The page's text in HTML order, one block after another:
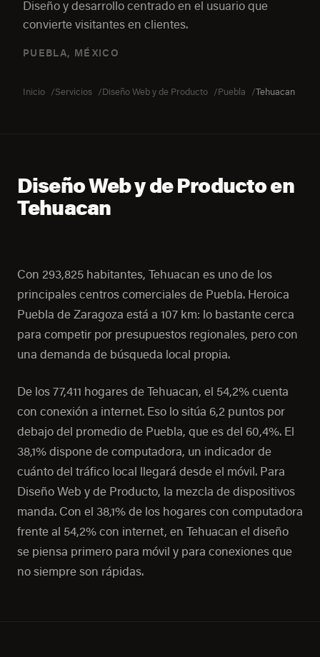
Diseño y desarrollo centrado en el usuario que
convierte visitantes en clientes.
PUEBLA, MÉXICO
Inicio Servicios Diseño Web y de Producto Puebla Tehuacan
Diseño Web y de Producto en
Tehuacan
Con 293,825 habitantes, Tehuacan es uno de los
principales centros comerciales de Puebla. Heroica
Puebla de Zaragoza está a 107 km: lo bastante cerca
para competir por presupuestos regionales, pero con
una demanda de búsqueda local propia.
De los 77,411 hogares de Tehuacan, el 54,2% cuenta
con conexión a internet. Eso lo sitúa 6,2 puntos por
debajo del promedio de Puebla, que es del 60,4%. El
38,1% dispone de computadora, un indicador de
cuánto del tráfico local llegará desde el móvil. Para
Diseño Web y de Producto, la mezcla de dispositivos
manda. Con el 38,1% de los hogares con computadora
frente al 54,2% con internet, en Tehuacan el diseño
se piensa primero para móvil y para conexiones que
no siempre son rápidas.